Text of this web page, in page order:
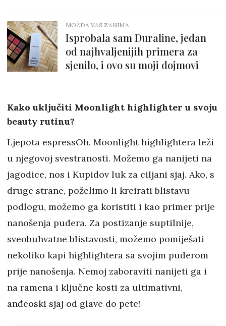
MOŽDA VAS ZANIMA
Isprobala sam Duraline, jedan
od najhvaljenijih primera za
sjenilo, i ovo su moji dojmovi
Kako uključiti Moonlight highlighter u svoju
beauty rutinu?
Ljepota espressOh. Moonlight highlightera leži
u njegovoj svestranosti. Možemo ga nanijeti na
jagodice, nos i Kupidov luk za ciljani sjaj. Ako, s
druge strane, poželimo li kreirati blistavu
podlogu, možemo ga koristiti i kao primer prije
nanošenja pudera. Za postizanje suptilnije,
sveobuhvatne blistavosti, možemo pomiješati
nekoliko kapi highlightera sa svojim puderom
prije nanošenja. Nemoj zaboraviti nanijeti ga i
na ramena i ključne kosti za ultimativni,
anđeoski sjaj od glave do pete!